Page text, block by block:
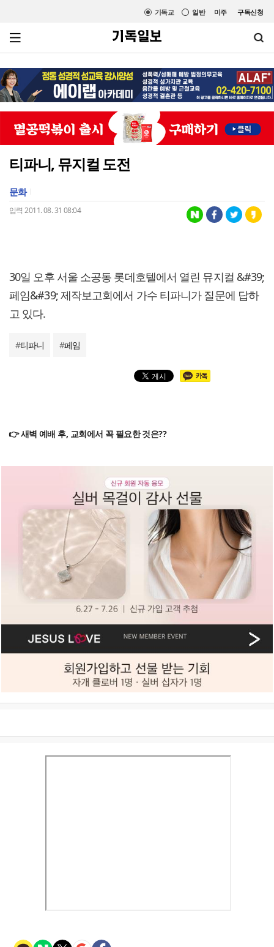
미주 구독신청
일반
기독교
티파니, 뮤지컬 도전
문화
입력 2011. 08. 31 08:04
30일 오후 서울 소공동 롯데호텔에서 열린 뮤지컬 &#39;
페임&#39; 제작보고회에서 가수 티파니가 질문에 답하
고 있다.
#티파니 #페임
👉 새벽 예배 후, 교회에서 꼭 필요한 것은??